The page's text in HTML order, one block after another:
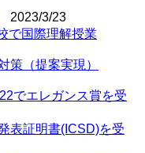
2023/3/23
で国際理解授業
策（提案実現）
でエレガンス賞を受
表証明書(ICSD)を受